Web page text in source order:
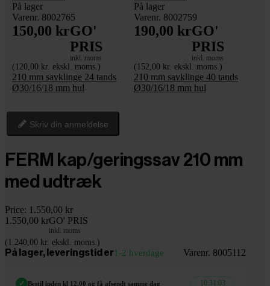
På lager
Varenr. 8002765
150,00 krGO'
PRIS
inkl. moms
(120,00 kr. ekskl. moms.)
210 mm savklinge 24 tands
Ø30/16/18 mm hul
På lager
Varenr. 8002759
190,00 krGO'
PRIS
inkl. moms
(152,00 kr. ekskl. moms.)
210 mm savklinge 40 tands
Ø30/16/18 mm hul
Skriv din anmeldelse
FERM kap/geringssav 210 mm
med udtræk
Price: 1.550,00 kr
1.550,00 krGO' PRIS
inkl. moms
(1.240,00 kr. ekskl. moms.)
På lager, leveringstid er1-2 hverdage Varenr. 8005112
✓ Bestil inden kl 12.00 og få afsendt samme dag 10:31:02